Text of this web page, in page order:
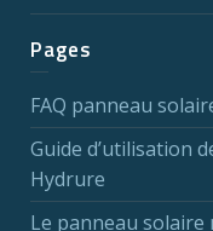
Pages
FAQ panneau
Guide d’utilisation
Hydrure
Le panneau